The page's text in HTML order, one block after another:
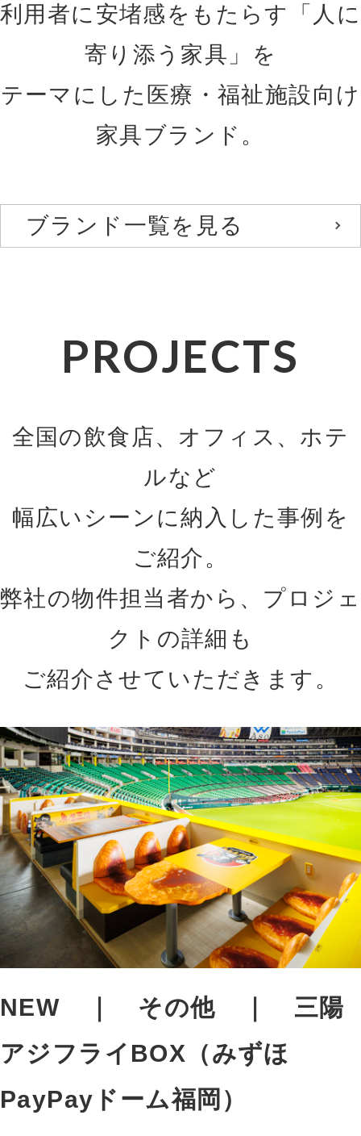
利用者に安堵感をもたらす「人に
寄り添う家具」を
テーマにした医療・福祉施設向け
家具ブランド。
ブランド一覧を見る
PROJECTS
全国の飲食店、オフィス、ホテ
ルなど
幅広いシーンに納入した事例を
ご紹介。
弊社の物件担当者から、プロジェ
クトの詳細も
ご紹介させていただきます。
NEW その他
三陽
アジフライBOX（みずほ
PayPayドーム福岡）